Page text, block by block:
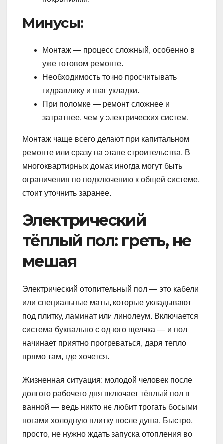
Минусы:
Монтаж — процесс сложный, особенно в
уже готовом ремонте.
Необходимость точно просчитывать
гидравлику и шаг укладки.
При поломке — ремонт сложнее и
затратнее, чем у электрических систем.
Монтаж чаще всего делают при капитальном
ремонте или сразу на этапе строительства. В
многоквартирных домах иногда могут быть
ограничения по подключению к общей системе,
стоит уточнить заранее.
Электрический
тёплый пол: греть, не
мешая
Электрический отопительный пол — это кабели
или специальные маты, которые укладывают
под плитку, ламинат или линолеум. Включается
система буквально с одного щелчка — и пол
начинает приятно прогреваться, даря тепло
прямо там, где хочется.
Жизненная ситуация: молодой человек после
долгого рабочего дня включает тёплый пол в
ванной — ведь никто не любит трогать босыми
ногами холодную плитку после душа. Быстро,
просто, не нужно ждать запуска отопления во